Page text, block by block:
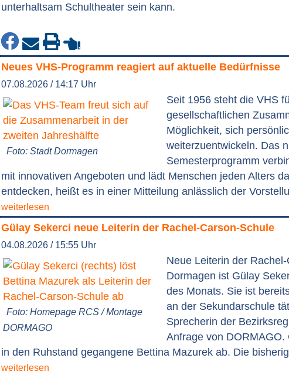
unterhaltsam Schultheater sein kann.
Neues VHS-Programm reagiert auf aktuelle Bedürfnisse
07.08.2026 / 14:17 Uhr
Foto: Stadt Dormagen
Seit 1956 steht die VHS
gesellschaftlichen
Möglichkeit, sich
weiterzuentwickeln. Das
Semesterprogramm
mit innovativen Angeboten und lädt Menschen jeden Alters
entdecken, heißt es in einer Mitteilung anlässlich der
weiterlesen
Gülay Sekerci neue Leiterin der Rachel-Carson-Schule
04.08.2026 / 15:55 Uhr
Foto: Homepage RCS / Montage
DORMAGO
Neue Leiterin der
Dormagen ist Gülay
des Monats. Sie ist
an der Sekundarschule
Sprecherin der
Anfrage von
in den Ruhstand gegangene Bettina Mazurek ab. Die
weiterlesen